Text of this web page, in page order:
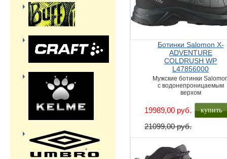
Ботинки Salomon X-
ADVENTURE
COLDRUSH WP
L47856000
Мужские ботинки
с водонепроницаемым
верхом
19989,00 руб.
21099,00 руб.
купить